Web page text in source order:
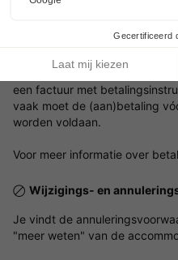
De betaling zal worden
Na het afronden van je
een factuur met
vaak moet de (aan)betaling
worden voldaan.
Voor meer informatie over
Wijzigings- en
Je vindt de
"meer weten" van de